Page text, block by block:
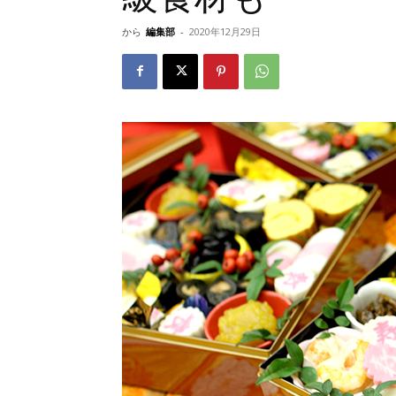
から 編集部 - 2020年12月29日